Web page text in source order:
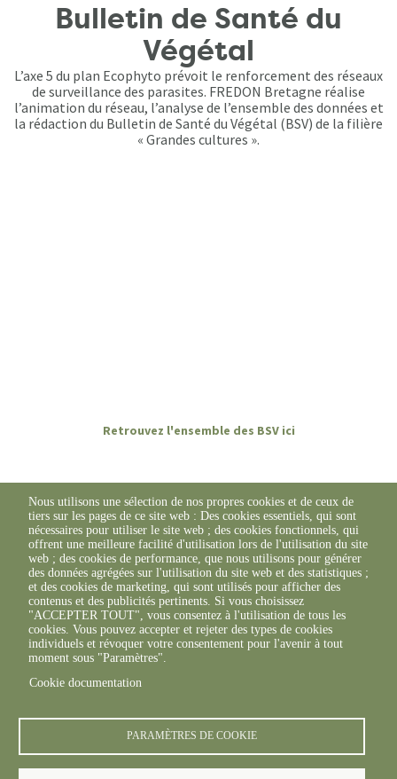
Bulletin de Santé du
Végétal
L’axe 5 du plan Ecophyto prévoit le renforcement des réseaux
de surveillance des parasites. FREDON Bretagne réalise
l’animation du réseau, l’analyse de l’ensemble des données et
la rédaction du Bulletin de Santé du Végétal (BSV) de la filière
« Grandes cultures ».
Retrouvez l'ensemble des BSV ici
© FREDON 2019 -Mentions légales
Nous utilisons une sélection de nos propres cookies et de ceux de
tiers sur les pages de ce site web : Des cookies essentiels, qui sont
nécessaires pour utiliser le site web ; des cookies fonctionnels, qui
offrent une meilleure facilité d'utilisation lors de l'utilisation du site
web ; des cookies de performance, que nous utilisons pour générer
des données agrégées sur l'utilisation du site web et des statistiques ;
et des cookies de marketing, qui sont utilisés pour afficher des
contenus et des publicités pertinents. Si vous choisissez
"ACCEPTER TOUT", vous consentez à l'utilisation de tous les
cookies. Vous pouvez accepter et rejeter des types de cookies
individuels et révoquer votre consentement pour l'avenir à tout
moment sous "Paramètres".
Cookie documentation
PARAMÈTRES DE COOKIE